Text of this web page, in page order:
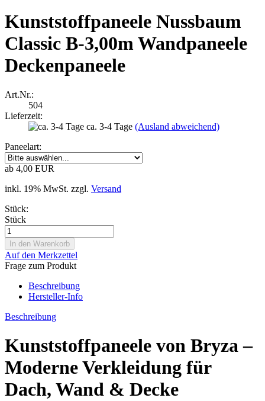
Kunststoffpaneele Nussbaum
Classic B-3,00m Wandpaneele
Deckenpaneele
Art.Nr.:
504
Lieferzeit:
ca. 3-4 Tage (Ausland abweichend)
Paneelart:
ab 4,00 EUR
inkl. 19% MwSt. zzgl. Versand
Stück:
Stück
Auf den Merkzettel
Frage zum Produkt
Beschreibung
Hersteller-Info
Beschreibung
Kunststoffpaneele von Bryza –
Moderne Verkleidung für
Dach, Wand & Decke